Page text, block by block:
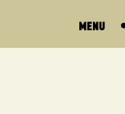
MENU